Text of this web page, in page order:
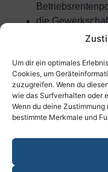
Um dir ein optimales
Cookies, um
zuzugreifen. Wenn du
wie das Surfverhalten oder
Wenn du deine
bestimmte Merkmale und
die
(Höhe
die
Kompetenz in
haben.
Will man Alternativen
Gewerkschaften und
Ansicht nach ratsam,
strukturellen